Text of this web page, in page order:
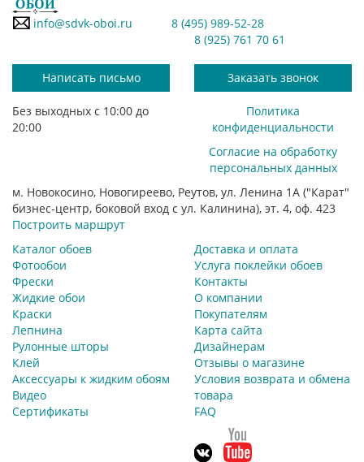
info@sdvk-oboi.ru
8 (495) 989-52-28
8 (925) 761 70 61
Написать письмо Заказать звонок
Без выходных с 10:00 до
20:00
Политика
конфиденциальности
Согласие на обработку
персональных данных
м. Новокосино, Новогиреево, Реутов, ул. Ленина 1А ("Карат"
бизнес-центр, боковой вход с ул. Калинина), эт. 4, оф. 423
Построить маршрут
Каталог обоев
Фотообои
Фрески
Жидкие обои
Краски
Лепнина
Рулонные шторы
Клей
Аксессуары к жидким обоям
Видео
Сертификаты
Доставка и оплата
Услуга поклейки обоев
Контакты
О компании
Покупателям
Карта сайта
Дизайнерам
Отзывы о магазине
Условия возврата и обмена
товара
FAQ